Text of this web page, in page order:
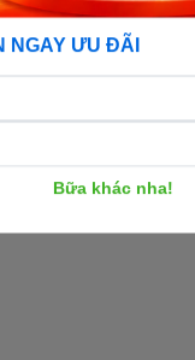
NGAY ƯU ĐÃI
Bữa khác nha!